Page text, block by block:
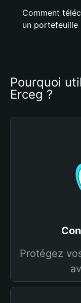
Comment
un portefeuille
Pourquoi
Erceg ?
Protégez